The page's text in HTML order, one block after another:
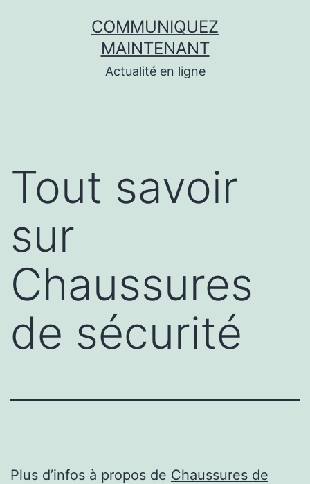
COMMUNIQUEZ
MAINTENANT
Actualité en ligne
Tout savoir
sur
Chaussures
de sécurité
Plus d’infos à propos de Chaussures de